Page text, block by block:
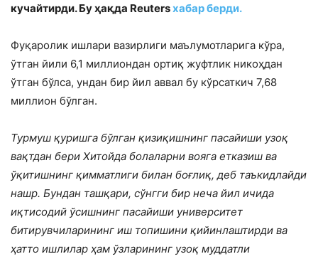
кучайтирди. Бу ҳақда Reutersхабар берди.
Фуқаролик ишлари вазирлиги маълумотларига кўра,
ўтган йили 6,1 миллиондан ортиқ жуфтлик никоҳдан
ўтган бўлса, ундан бир йил аввал бу кўрсаткич 7,68
миллион бўлган.
Турмуш қуришга бўлган қизиқишнинг пасайиши узоқ
вақтдан бери Хитойда болаларни вояга етказиш ва
ўқитишнинг қимматлиги билан боғлиқ, деб таъкидлайди
нашр. Бундан ташқари, сўнгги бир неча йил ичида
иқтисодий ўсишнинг пасайиши университет
битирувчиларининг иш топишини қийинлаштирди ва
ҳатто ишлилар ҳам ўзларининг узоқ муддатли